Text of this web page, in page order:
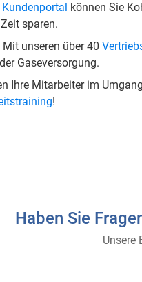
Kundenportal können Sie
sparen.
Mit unseren über 40
Gaseversorgung.
Ihre Mitarbeiter im
!
Haben Sie
Unsere